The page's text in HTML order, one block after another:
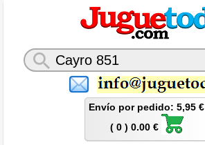
Envío por pedido: 5,95 €
( 0 ) 0.00 €